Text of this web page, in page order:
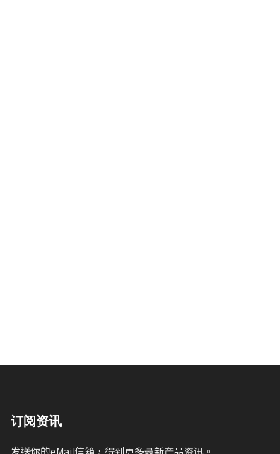
订阅资讯
发送你的eMail信箱，得到更多最新产品资讯。